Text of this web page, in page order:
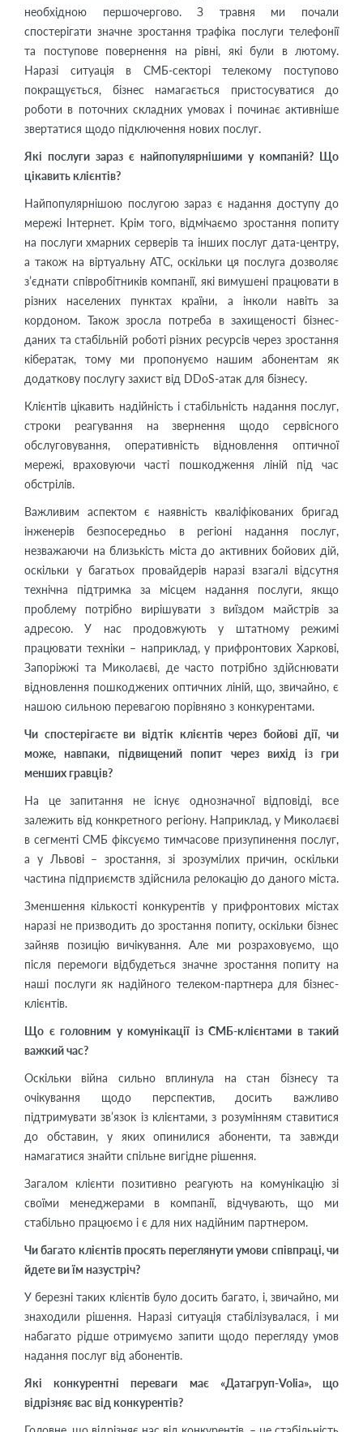
необхідною першочергово. З травня ми почали
спостерігати значне зростання трафіка послуги телефонії
та поступове повернення на рівні, які були в лютому.
Наразі ситуація в СМБ-секторі телекому поступово
покращується, бізнес намагається пристосуватися до
роботи в поточних складних умовах і починає активніше
звертатися щодо підключення нових послуг.
Які послуги зараз є найпопулярнішими у компаній? Що
цікавить клієнтів?
Найпопулярнішою послугою зараз є надання доступу до
мережі Інтернет. Крім того, відмічаємо зростання попиту
на послуги хмарних серверів та інших послуг дата-центру,
а також на віртуальну АТС, оскільки ця послуга дозволяє
з’єднати співробітників компанії, які вимушені працювати в
різних населених пунктах країни, а інколи навіть за
кордоном. Також зросла потреба в захищеності бізнес-
даних та стабільній роботі різних ресурсів через зростання
кібератак, тому ми пропонуємо нашим абонентам як
додаткову послугу захист від DDoS-атак для бізнесу.
Клієнтів цікавить надійність і стабільність надання послуг,
строки реагування на звернення щодо сервісного
обслуговування, оперативність відновлення оптичної
мережі, враховуючи часті пошкодження ліній під час
обстрілів.
Важливим аспектом є наявність кваліфікованих бригад
інженерів безпосередньо в регіоні надання послуг,
незважаючи на близькість міста до активних бойових дій,
оскільки у багатьох провайдерів наразі взагалі відсутня
технічна підтримка за місцем надання послуги, якщо
проблему потрібно вирішувати з виїздом майстрів за
адресою. У нас продовжують у штатному режимі
працювати техніки – наприклад, у прифронтових Харкові,
Запоріжжі та Миколаєві, де часто потрібно здійснювати
відновлення пошкоджених оптичних ліній, що, звичайно, є
нашою сильною перевагою порівняно з конкурентами.
Чи спостерігаєте ви відтік клієнтів через бойові дії, чи
може, навпаки, підвищений попит через вихід із гри
менших гравців?
На це запитання не існує однозначної відповіді, все
залежить від конкретного регіону. Наприклад, у Миколаєві
в сегменті СМБ фіксуємо тимчасове призупинення послуг,
а у Львові – зростання, зі зрозумілих причин, оскільки
частина підприємств здійснила релокацію до даного міста.
Зменшення кількості конкурентів у прифронтових містах
наразі не призводить до зростання попиту, оскільки бізнес
зайняв позицію вичікування. Але ми розраховуємо, що
після перемоги відбудеться значне зростання попиту на
наші послуги як надійного телеком-партнера для бізнес-
клієнтів.
Що є головним у комунікації із СМБ-клієнтами в такий
важкий час?
Оскільки війна сильно вплинула на стан бізнесу та
очікування щодо перспектив, досить важливо
підтримувати зв’язок із клієнтами, з розумінням ставитися
до обставин, у яких опинилися абоненти, та завжди
намагатися знайти спільне вигідне рішення.
Загалом клієнти позитивно реагують на комунікацію зі
своїми менеджерами в компанії, відчувають, що ми
стабільно працюємо і є для них надійним партнером.
Чи багато клієнтів просять переглянути умови співпраці, чи
йдете ви їм назустріч?
У березні таких клієнтів було досить багато, і, звичайно, ми
знаходили рішення. Наразі ситуація стабілізувалася, і ми
набагато рідше отримуємо запити щодо перегляду умов
надання послуг від абонентів.
Які конкурентні переваги має «Датагруп-Volia», що
відрізняє вас від конкурентів?